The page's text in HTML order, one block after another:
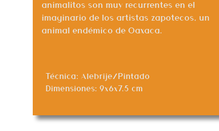
animalitos son muy recurrentes en el
imaginario de los artistas zapotecos, un
animal endémico de Oaxaca.
Técnica: Alebrije/Pintado
Dimensiones: 9x6x7.5 cm